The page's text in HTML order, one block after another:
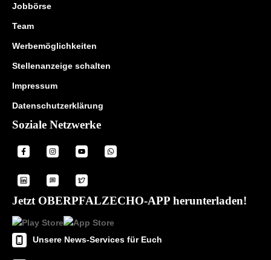
Jobbörse
Team
Werbemöglichkeiten
Stellenanzeige schalten
Impressum
Datenschutzerklärung
Soziale Netzwerke
Jetzt OBERPFALZECHO-APP herunterladen!
Unsere News-Services für Euch